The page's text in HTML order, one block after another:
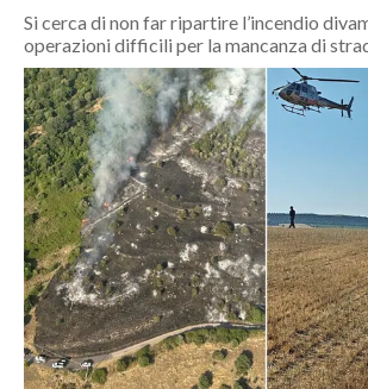
MONDO
POLITICA
ECONOMIA
SERVIZI ALLE IMPRESE
LAVORO
BANDI
SPORT IN SARDEGNA
Si cerca di non far ripartire l’incendio
operazioni difficili per la mancanza di